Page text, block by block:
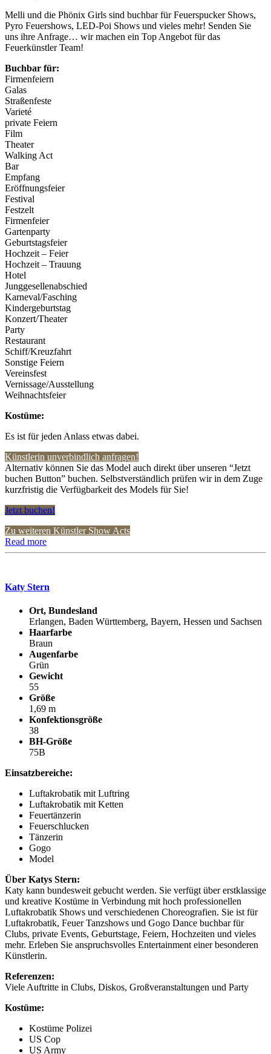
Melli und die Phönix Girls sind buchbar für Feuerspucker Shows,
Pyro Feuershows, LED-Poi Shows und vieles mehr! Senden Sie
uns ihre Anfrage… wir machen ein Top Angebot für das
Feuerkünstler Team!
Buchbar für:
Firmenfeiern
Galas
Straßenfeste
Varieté
private Feiern
Film
Theater
Walking Act
Bar
Empfang
Eröffnungsfeier
Festival
Festzelt
Firmenfeier
Gartenparty
Geburtstagsfeier
Hochzeit – Feier
Hochzeit – Trauung
Hotel
Junggesellenabschied
Karneval/Fasching
Kindergeburtstag
Konzert/Theater
Party
Restaurant
Schiff/Kreuzfahrt
Sonstige Feiern
Vereinsfest
Vernissage/Ausstellung
Weihnachtsfeier
Kostüme:
Es ist für jeden Anlass etwas dabei.
Künstlerin unverbindlich anfragen!
Alternativ können Sie das Model auch direkt über unseren “Jetzt
buchen Button” buchen. Selbstverständlich prüfen wir in dem Zuge
kurzfristig die Verfügbarkeit des Models für Sie!
Jetzt buchen!
Zu weiteren Künstler Show Acts
Read more
Katy Stern
Ort, Bundesland
Erlangen, Baden Württemberg, Bayern, Hessen und Sachsen
Haarfarbe
Braun
Augenfarbe
Grün
Gewicht
55
Größe
1,69 m
Konfektionsgröße
38
BH-Größe
75B
Einsatzbereiche:
Luftakrobatik mit Luftring
Luftakrobatik mit Ketten
Feuertänzerin
Feuerschlucken
Tänzerin
Gogo
Model
Über Katys Stern:
Katy kann bundesweit gebucht werden. Sie verfügt über erstklassige
und kreative Kostüme in Verbindung mit hoch professionellen
Luftakrobatik Shows und verschiedenen Choreografien. Sie ist für
Luftakrobatik, Feuer Tanzshows und Gogo Dance buchbar für
Clubs, private Events, Geburtstage, Feiern, Hochzeiten und vieles
mehr. Erleben Sie anspruchsvolles Entertainment einer besonderen
Künstlerin.
Referenzen:
Viele Auftritte in Clubs, Diskos, Großveranstaltungen und Party
Kostüme:
Kostüme Polizei
US Cop
US Army